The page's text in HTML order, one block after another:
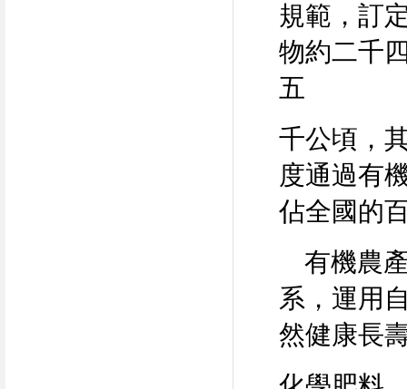
規範，訂
物約二千
五
千公頃，
度通過有
佔全國的
有機農
系，運用
然健康長